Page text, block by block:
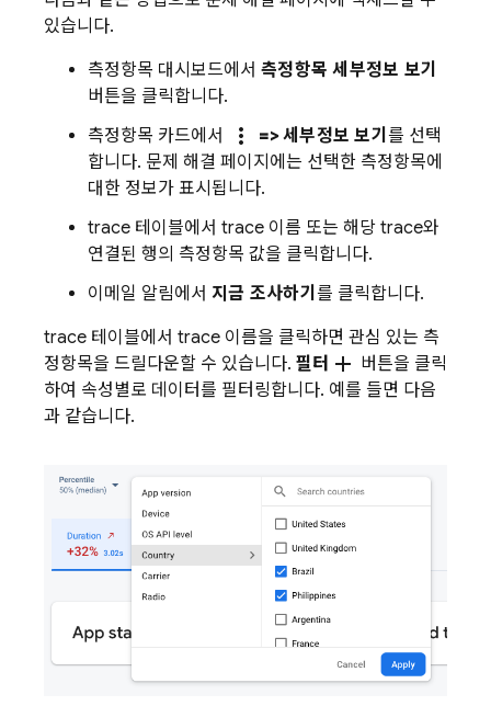
있습니다.
측정항목 대시보드에서 측정항목 세부정보 보기
버튼을 클릭합니다.
측정항목 카드에서
more_vert => 세부정보 보기 를 선택
합니다. 문제 해결 페이지에는 선택한 측정항목에
대한 정보가 표시됩니다.
trace 테이블에서 trace 이름 또는 해당 trace와
연결된 행의 측정항목 값을 클릭합니다.
이메일 알림에서 지금 조사하기 를 클릭합니다.
trace 테이블에서 trace 이름을 클릭하면 관심 있는 측
정항목을 드릴다운할 수 있습니다. 필터 add 버튼을 클릭
하여 속성별로 데이터를 필터링합니다. 예를 들면 다음
과 같습니다.